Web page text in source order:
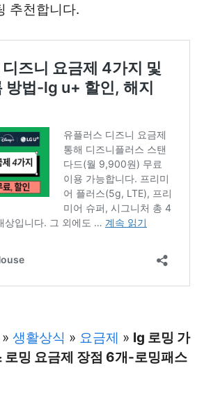
추천합니다.
» 생활상식 » 요금제 » lg 로밍 가
밍 요금제 장점 6개-로밍패스